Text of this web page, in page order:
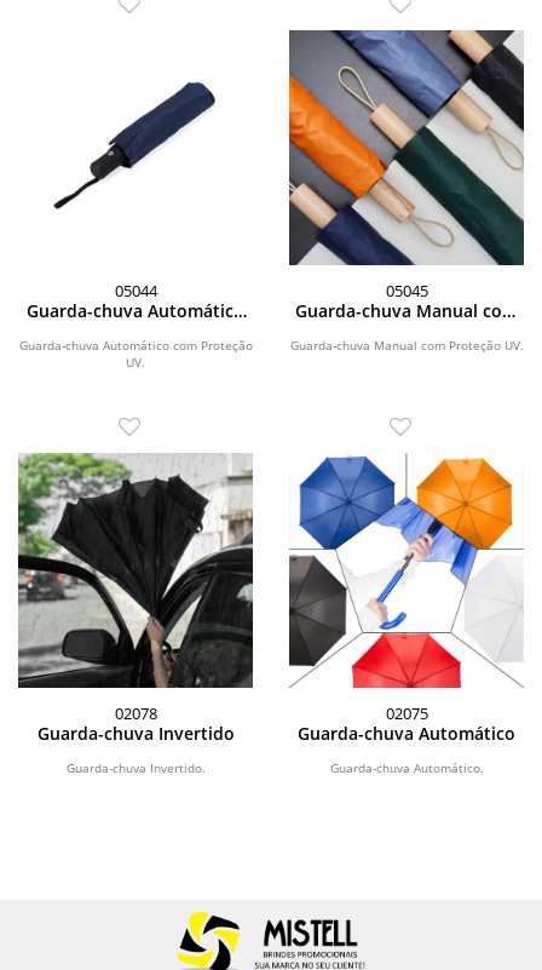
05044
Guarda-chuva Automático
Guarda-chuva Automático com Proteção
UV.
05045
Guarda-chuva Manual com
Guarda-chuva Manual com Proteção UV.
02078
Guarda-chuva Invertido
Guarda-chuva Invertido.
02075
Guarda-chuva Automático
Guarda-chuva Automático.